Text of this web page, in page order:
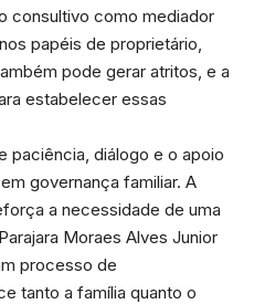
consultivo como mediador
papéis de proprietário,
pode gerar atritos, e a
estabelecer essas
paciência, diálogo e o apoio
governança familiar. A
a necessidade de uma
Moraes Alves Junior
processo de
tanto a família quanto o